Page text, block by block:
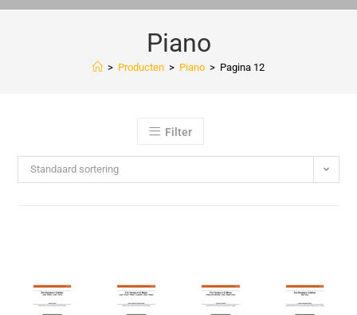
Piano
> Producten > Piano > Pagina 12
Filter
Standaard sortering